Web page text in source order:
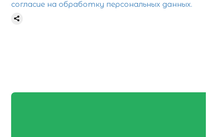
согласие на обработку персональных данных.